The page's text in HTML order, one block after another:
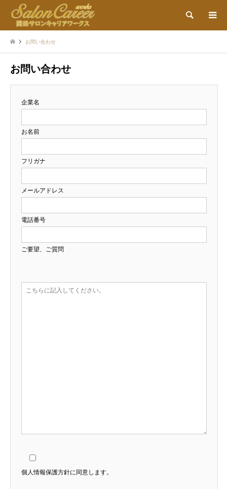
検索
お問い合わせ
お問い合わせ
企業名
お名前
フリガナ
メールアドレス
電話番号
ご要望、ご質問
個人情報保護方針に同意します。